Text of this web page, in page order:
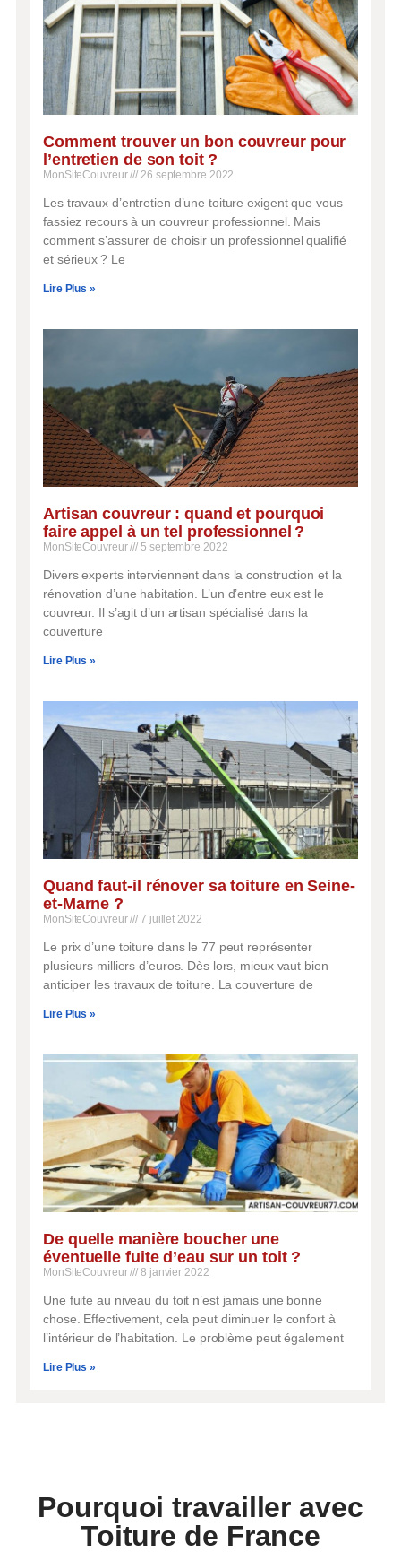
Comment trouver un bon couvreur pour
l’entretien de son toit ?
MonSiteCouvreur 26 septembre 2022
Les travaux d’entretien d’une toiture exigent que vous
fassiez recours à un couvreur professionnel. Mais
comment s’assurer de choisir un professionnel qualifié
et sérieux ? Le
Lire Plus »
Artisan couvreur : quand et pourquoi
faire appel à un tel professionnel ?
MonSiteCouvreur 5 septembre 2022
Divers experts interviennent dans la construction et la
rénovation d’une habitation. L’un d’entre eux est le
couvreur. Il s’agit d’un artisan spécialisé dans la
couverture
Lire Plus »
Quand faut-il rénover sa toiture en Seine-
et-Marne ?
MonSiteCouvreur 7 juillet 2022
Le prix d’une toiture dans le 77 peut représenter
plusieurs milliers d’euros. Dès lors, mieux vaut bien
anticiper les travaux de toiture. La couverture de
Lire Plus »
De quelle manière boucher une
éventuelle fuite d’eau sur un toit ?
MonSiteCouvreur 8 janvier 2022
Une fuite au niveau du toit n’est jamais une bonne
chose. Effectivement, cela peut diminuer le confort à
l’intérieur de l’habitation. Le problème peut également
Lire Plus »
Pourquoi travailler avec
Toiture de France